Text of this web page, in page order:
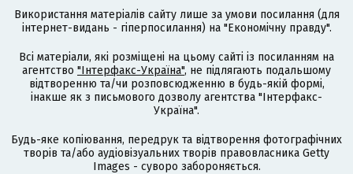
Використання матеріалів сайту лише за умови посилання (для
інтернет-видань - гіперпосилання) на "Економічну правду".
Всі матеріали, які розміщені на цьому сайті із посиланням на
агентство "Інтерфакс-Україна", не підлягають подальшому
відтворенню та/чи розповсюдженню в будь-якій формі,
інакше як з письмового дозволу агентства "Інтерфакс-
Україна".
Будь-яке копіювання, передрук та відтворення фотографічних
творів та/або аудіовізуальних творів правовласника Getty
Images - суворо забороняється.